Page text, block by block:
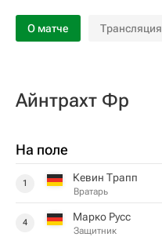
О матче Трансляция
Айнтрахт Фр
На поле
1 Кевин Трапп
Вратарь
4 Марко Русс
Защитник